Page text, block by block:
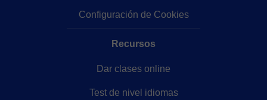
Configuración de Cookies
Recursos
Dar clases online
Test de nivel idiomas